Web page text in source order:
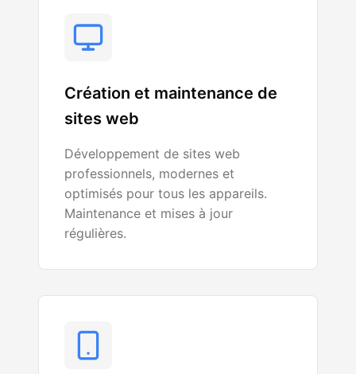
Création et maintenance de
sites web
Développement de sites web
professionnels, modernes et
optimisés pour tous les appareils.
Maintenance et mises à jour
régulières.